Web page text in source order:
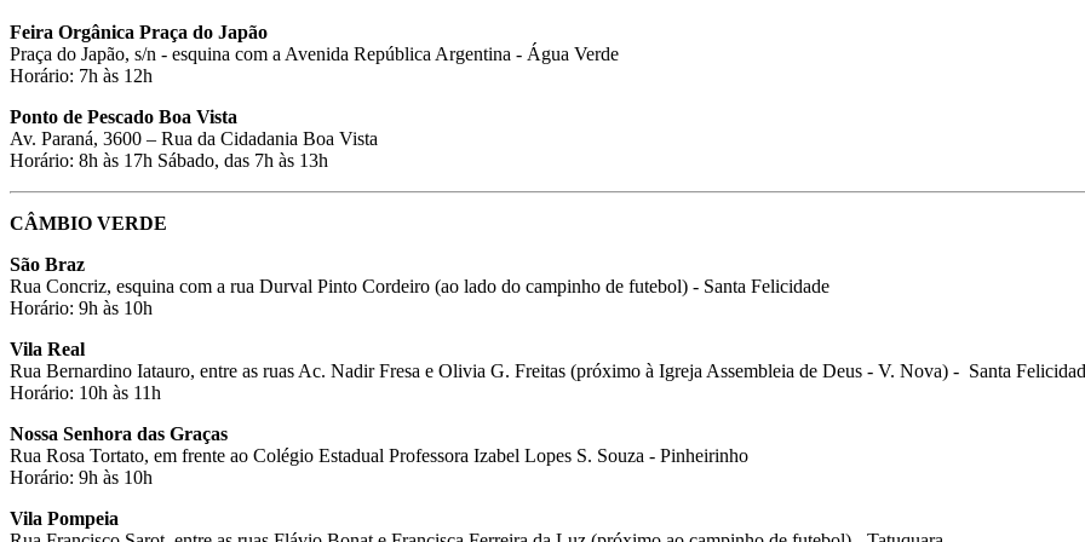
Feira Orgânica Praça do Japão
Praça do Japão, s/n - esquina com a Avenida República Argentina - Água Verde
Horário: 7h às 12h
Ponto de Pescado Boa Vista
Av. Paraná, 3600 – Rua da Cidadania Boa Vista
Horário: 8h às 17h Sábado, das 7h às 13h
CÂMBIO VERDE
São Braz
Rua Concriz, esquina com a rua Durval Pinto Cordeiro (ao lado do campinho de futebol) - Santa Felicidade
Horário: 9h às 10h
Vila Real
Rua Bernardino Iatauro, entre as ruas Ac. Nadir Fresa e Olivia G. Freitas (próximo à Igreja Assembleia de Deus - V. Nova) - Santa
Horário: 10h às 11h
Nossa Senhora das Graças
Rua Rosa Tortato, em frente ao Colégio Estadual Professora Izabel Lopes S. Souza - Pinheirinho
Horário: 9h às 10h
Vila Pompeia